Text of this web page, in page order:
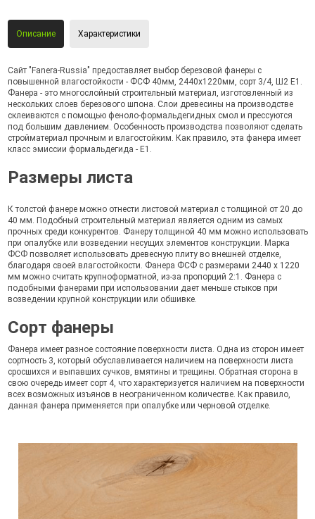
Описание Характеристики
Сайт "Fanera-Russia" предоставляет выбор березовой фанеры с
повышенной влагостойкости - ФСФ 40мм, 2440х1220мм, сорт 3/4, Ш2 Е1.
Фанера - это многослойный строительный материал, изготовленный из
нескольких слоев березового шпона. Слои древесины на производстве
склеиваются с помощью феноло-формальдегидных смол и прессуются
под большим давлением. Особенность производства позволяют сделать
стройматериал прочным и влагостойким. Как правило, эта фанера имеет
класс эмиссии формальдегида - Е1.
Размеры листа
К толстой фанере можно отнести листовой материал с толщиной от 20 до
40 мм. Подобный строительный материал является одним из самых
прочных среди конкурентов. Фанеру толщиной 40 мм можно использовать
при опалубке или возведении несущих элементов конструкции. Марка
ФСФ позволяет использовать древесную плиту во внешней отделке,
благодаря своей влагостойкости. Фанера ФСФ с размерами 2440 х 1220
мм можно считать крупноформатной, из-за пропорций 2:1. Фанера с
подобными фанерами при использовании дает меньше стыков при
возведении крупной конструкции или обшивке.
Сорт фанеры
Фанера имеет разное состояние поверхности листа. Одна из сторон имеет
сортность 3, который обуславливается наличием на поверхности листа
сросшихся и выпавших сучков, вмятины и трещины. Обратная сторона в
свою очередь имеет сорт 4, что характеризуется наличием на поверхности
всех возможных изъянов в неограниченном количестве. Как правило,
данная фанера применяется при опалубке или черновой отделке.